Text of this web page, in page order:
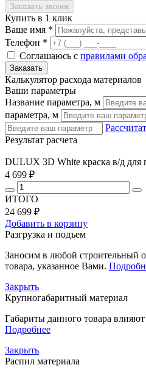
Купить в 1 клик
Ваше имя *
Телефон *
Соглашаюсь с правилами
Калькулятор расхода материалов
Ваши параметры
Название параметра, м
параметра, м
Результат расчета
DULUX 3D White краска в/д для
4 699 ₽
ИТОГО
24 699 ₽
Добавить в корзину
Разгрузка и подъем
Заносим в любой строительный
товара, указанное Вами.
Закрыть
Крупногабаритный материал
Габариты данного товара
Подробнее
Закрыть
Распил материала